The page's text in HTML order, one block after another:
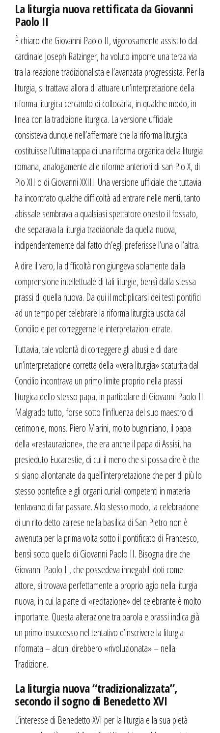
La liturgia nuova rettificata da Giovanni
Paolo II
È chiaro che Giovanni Paolo II, vigorosamente assistito dal
cardinale Joseph Ratzinger, ha voluto imporre una terza via
tra la reazione tradizionalista e l’avanzata progressista. Per la
liturgia, si trattava allora di attuare un’interpretazione della
riforma liturgica cercando di collocarla, in qualche modo, in
linea con la tradizione liturgica. La versione ufficiale
consisteva dunque nell’affermare che la riforma liturgica
costituisse l’ultima tappa di una riforma organica della liturgia
romana, analogamente alle riforme anteriori di san Pio X, di
Pio XII o di Giovanni XXIII. Una versione ufficiale che tuttavia
ha incontrato qualche difficoltà ad entrare nelle menti, tanto
abissale sembrava a qualsiasi spettatore onesto il fossato,
che separava la liturgia tradizionale da quella nuova,
indipendentemente dal fatto ch’egli preferisse l’una o l’altra.
A dire il vero, la difficoltà non giungeva solamente dalla
comprensione intellettuale di tali liturgie, bensì dalla stessa
prassi di quella nuova. Da qui il moltiplicarsi dei testi pontifici
ad un tempo per celebrare la riforma liturgica uscita dal
Concilio e per correggerne le interpretazioni errate.
Tuttavia, tale volontà di correggere gli abusi e di dare
un’interpretazione corretta della «vera liturgia» scaturita dal
Concilio incontrava un primo limite proprio nella prassi
liturgica dello stesso papa, in particolare di Giovanni Paolo II.
Malgrado tutto, forse sotto l’influenza del suo maestro di
cerimonie, mons. Piero Marini, molto bugniniano, il papa
della «restaurazione», che era anche il papa di Assisi, ha
presieduto Eucarestie, di cui il meno che si possa dire è che
si siano allontanate da quell’interpretazione che per di più lo
stesso pontefice e gli organi curiali competenti in materia
tentavano di far passare. Allo stesso modo, la celebrazione
di un rito detto zairese nella basilica di San Pietro non è
avvenuta per la prima volta sotto il pontificato di Francesco,
bensì sotto quello di Giovanni Paolo II. Bisogna dire che
Giovanni Paolo II, che possedeva innegabili doti come
attore, si trovava perfettamente a proprio agio nella liturgia
nuova, in cui la parte di «recitazione» del celebrante è molto
importante. Questa alterazione tra parola e prassi indica già
un primo insuccesso nel tentativo d’inscrivere la liturgia
riformata – alcuni direbbero «rivoluzionata» – nella
Tradizione.
La liturgia nuova “tradizionalizzata”,
secondo il sogno di Benedetto XVI
L’interesse di Benedetto XVI per la liturgia e la sua pietà